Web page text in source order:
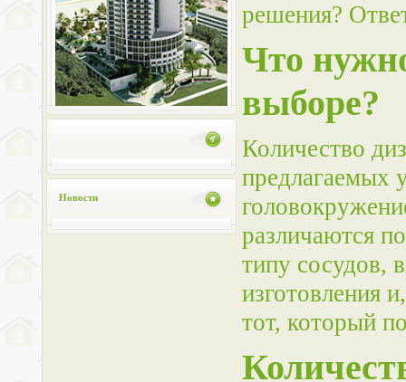
Новости
решения?
Что
выборе?
Количество
предлагаемых
различаются
типу сосудов,
изготовления
тот, который